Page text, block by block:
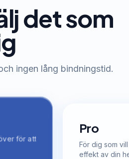
det som
ingen lång bindningstid.
för att
Pro
För dig som
effekt av din